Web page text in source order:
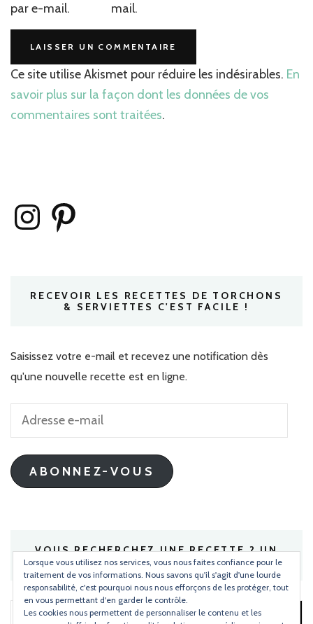
par e-mail.
mail.
Ce site utilise Akismet pour réduire les indésirables. En
savoir plus sur la façon dont les données de vos
commentaires sont traitées.
InstagramPinterest
RECEVOIR LES RECETTES DE TORCHONS
& SERVIETTES C'EST FACILE !
Saisissez votre e-mail et recevez une notification dès
qu'une nouvelle recette est en ligne.
Adresse
mail
ABONNEZ-VOUS
VOUS RECHERCHEZ UNE RECETTE ? UN
INGRÉDIENT ?
Rechercher :
Lorsque vous utilisez nos services, vous nous faites confiance pour le
traitement de vos informations. Nous savons qu'il s'agit d'une lourde
responsabilité, c'est pourquoi nous nous efforçons de les protéger, tout
en vous permettant d'en garder le contrôle.
Les cookies nous permettent de personnaliser le contenu et les